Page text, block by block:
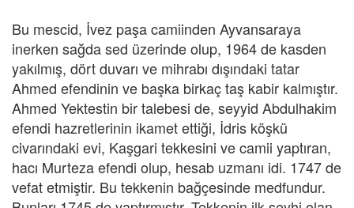
Bu mescid, İvez paşa camiinden Ayvansaraya
inerken sağda sed üzerinde olup, 1964 de kasden
yakılmış, dört duvarı ve mihrabı dışındaki tatar
Ahmed efendinin ve başka birkaç taş kabir kalmıştır.
Ahmed Yektestin bir talebesi de, seyyid Abdulhakim
efendi hazretlerinin ikamet ettiği, İdris köşkü
civarındaki evi, Kaşgari tekkesini ve camii yaptıran,
hacı Murteza efendi olup, hesab uzmanı idi. 1747 de
vefat etmiştir. Bu tekkenin bağçesinde medfundur.